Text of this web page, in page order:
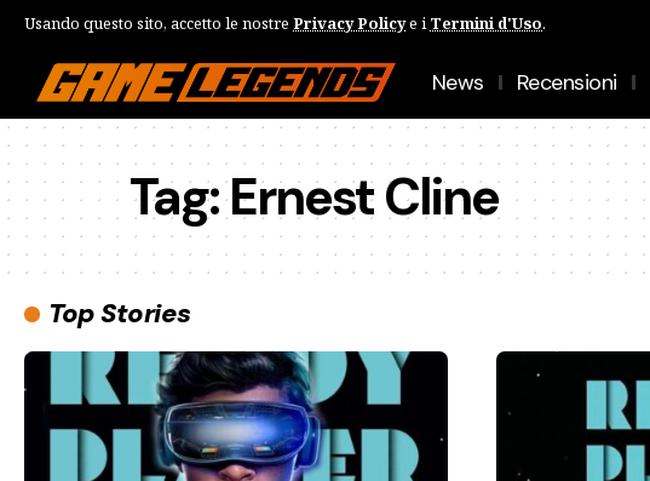
Usando questo sito, accetto le nostre Privacy Policye i Termini d'Uso.
News Recensioni
Tag:Ernest Cline
Top Stories